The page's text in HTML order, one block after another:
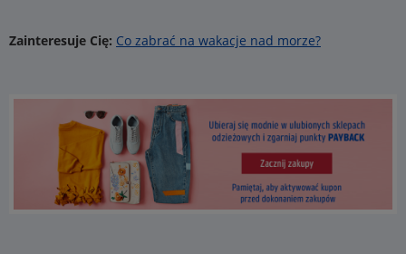
Zainteresuje Cię: Co zabrać na wakacje nad morze?